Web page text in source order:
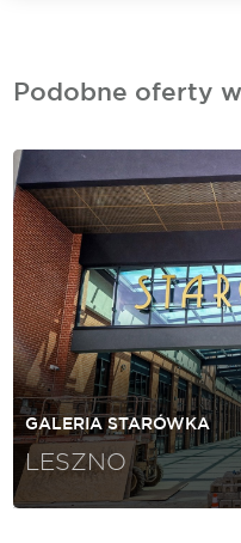
Podobne oferty
GALERIA STARÓWKA
LESZNO